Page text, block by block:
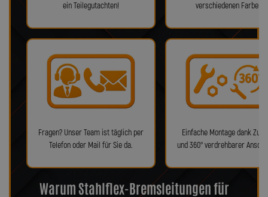
ein Teilegutachten!
verschiedenen Farben!
Fragen? Unser Team ist täglich per
Telefon oder Mail für Sie da.
Einfache Montage dank
und 360° verdrehbarer
Warum Stahlflex-Bremsleitungen für